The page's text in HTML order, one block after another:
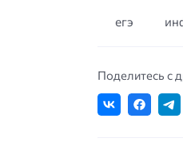
егэ
Поделитесь с